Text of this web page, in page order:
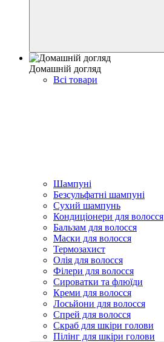
Домашній догляд
Всі товари
Шампуні
Безсульфатні шампуні
Сухий шампунь
Кондиціонери для волосся
Бальзам для волосся
Маски для волосся
Термозахист
Олія для волосся
Філери для волосся
Сироватки та флюїди
Креми для волосся
Лосьйони для волосся
Спрей для волосся
Скраб для шкіри голови
Пілінг для шкіри голови